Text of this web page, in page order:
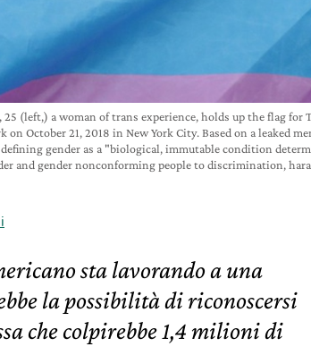
25 (left,) a woman of trans experience, holds up the flag
on October 21, 2018 in New York City. Based on a leaked
gender as a "biological, immutable condition
and gender nonconforming people to discrimination,
sta lavorando a una
la possibilità di riconoscersi
che colpirebbe 1,4 milioni di